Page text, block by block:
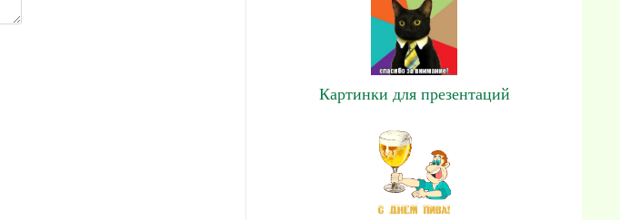
Картинки для презентаций